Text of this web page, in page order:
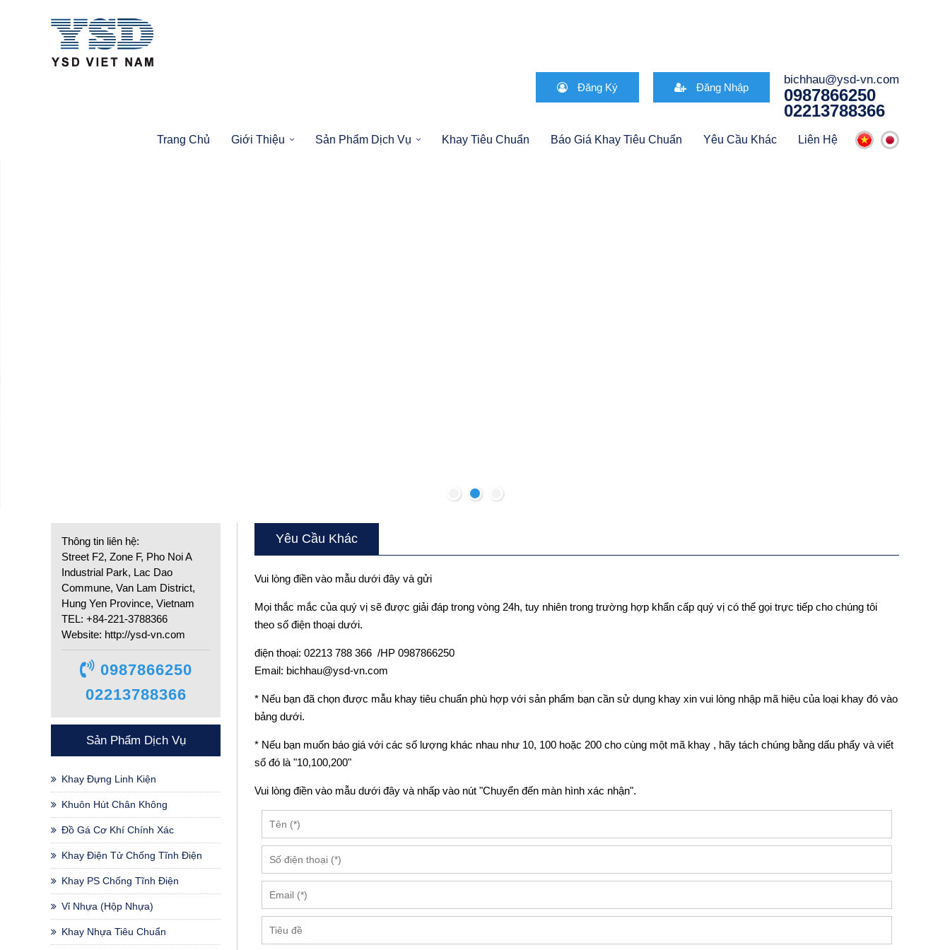
Đăng Ký Đăng Nhập
bichhau@ysd-vn.com
0987866250
02213788366
Trang Chủ Giới Thiệu Sản Phẩm Dịch Vụ Khay Tiêu Chuẩn Báo Giá Khay Tiêu Chuẩn Yêu Cầu Khác Liên Hệ
Yêu Cầu Khác
Vui lòng điền vào mẫu dưới đây và gửi
Mọi thắc mắc của quý vị sẽ được giải đáp trong vòng 24h, tuy nhiên trong trường hợp khẩn cấp quý vị có thể gọi trực tiếp cho chúng tôi
theo số điện thoại dưới.
điện thoại: 02213 788 366 /HP 0987866250
Email: bichhau@ysd-vn.com
* Nếu bạn đã chọn được mẫu khay tiêu chuẩn phù hợp với sản phẩm bạn cần sử dụng khay xin vui lòng nhập mã hiệu của loại khay đó vào
bảng dưới.
* Nếu bạn muốn báo giá với các số lượng khác nhau như 10, 100 hoặc 200 cho cùng một mã khay , hãy tách chúng bằng dấu phẩy và viết
số đó là "10,100,200"
Vui lòng điền vào mẫu dưới đây và nhấp vào nút "Chuyển đến màn hình xác nhận".
Thông tin liên hệ:
Street F2, Zone F, Pho Noi A
Industrial Park, Lac Dao
Commune, Van Lam District,
Hung Yen Province, Vietnam
TEL: +84-221-3788366
Website: http://ysd-vn.com
0987866250
02213788366
Sản Phẩm Dịch Vụ
Khay Đựng Linh Kiện
Khuôn Hút Chân Không
Đồ Gá Cơ Khí Chính Xác
Khay Điện Tử Chống Tĩnh Điện
Khay PS Chống Tĩnh Điện
Vỉ Nhựa (hộp Nhựa)
Khay Nhựa Tiêu Chuẩn